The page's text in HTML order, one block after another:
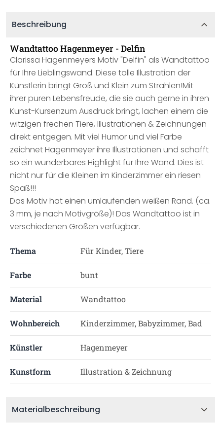
Beschreibung
Wandtattoo Hagenmeyer - Delfin
Clarissa Hagenmeyers Motiv "Delfin" als Wandtattoo
für Ihre Lieblingswand. Diese tolle Illustration der
Künstlerin bringt Groß und Klein zum Strahlen!Mit
ihrer puren Lebensfreude, die sie auch gerne in ihren
Kunst-Kursenzum Ausdruck bringt, lachen einem die
witzigen frechen Tiere, Illustrationen & Zeichnungen
direkt entgegen. Mit viel Humor und viel Farbe
zeichnet Hagenmeyer ihre Illustrationen und schafft
so ein wunderbares Highlight für Ihre Wand. Dies ist
nicht nur für die Kleinen im Kinderzimmer ein riesen
Spaß!!!
Das Motiv hat einen umlaufenden weißen Rand. (ca.
3 mm, je nach Motivgröße)! Das Wandtattoo ist in
verschiedenen Größen verfügbar.
Thema Für Kinder, Tiere
Farbe bunt
Material Wandtattoo
Wohnbereich Kinderzimmer, Babyzimmer, Bad
Künstler Hagenmeyer
Kunstform Illustration & Zeichnung
Materialbeschreibung